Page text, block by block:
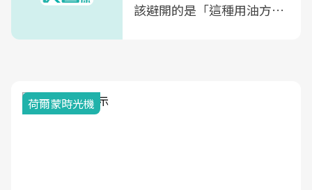
該避開的是「這種用油方
荷爾蒙時光機